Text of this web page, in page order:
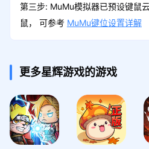
第三步: MuMu模拟器已预设键鼠
鼠， 可参考 MuMu键位设置详解
更多星辉游戏的游戏